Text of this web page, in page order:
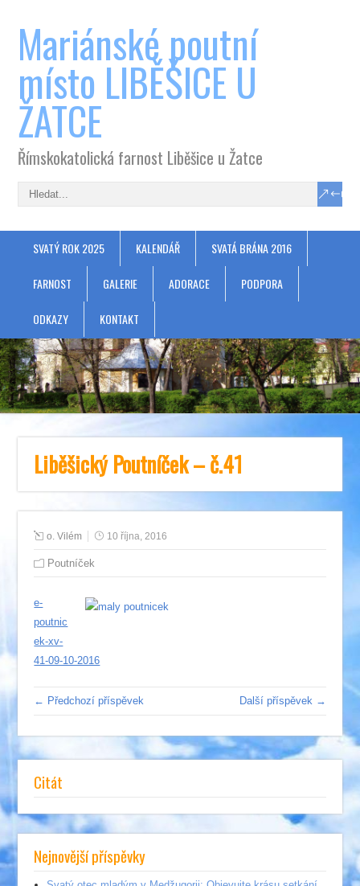
Mariánské poutní
místo LIBĚŠICE U
ŽATCE
Římskokatolická farnost Liběšice u Žatce
SVATÝ ROK 2025 KALENDÁŘ SVATÁ BRÁNA 2016
FARNOST GALERIE ADORACE PODPORA
ODKAZY KONTAKT
Liběšický Poutníček – č.41
o. Vilém 10 října, 2016
Poutníček
e-
poutnic
ek-xv-
41-09-10-2016
← Předchozí příspěvek Další příspěvek →
Citát
Nejnovější příspěvky